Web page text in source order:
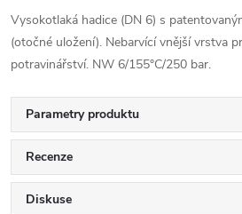
Vysokotlaká hadice (DN 6) s
(otočné uložení). Nebarvící vnější vrstva
potravinářství. NW 6/155°C/250 bar.
Parametry produktu
Recenze
Diskuse